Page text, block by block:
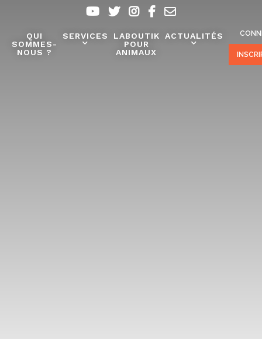
QUI
SOMMES-
NOUS ?
SERVICES
LABOUTIK
POUR
ANIMAUX
ACTUALITÉS